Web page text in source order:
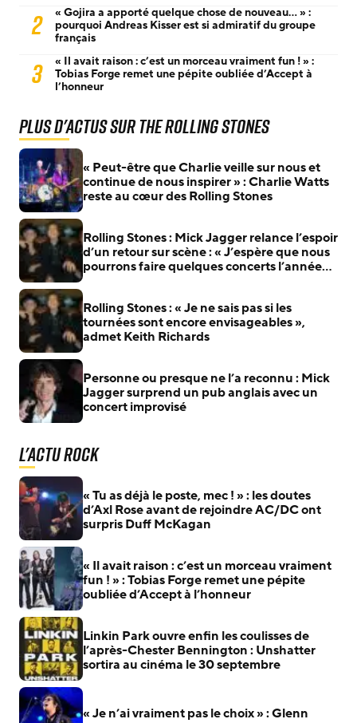
2
« Gojira a apporté quelque chose de nouveau… » :
pourquoi Andreas Kisser est si admiratif du groupe
français
3
« Il avait raison : c’est un morceau vraiment fun ! » :
Tobias Forge remet une pépite oubliée d’Accept à
l’honneur
Plus d'actus sur The Rolling Stones
« Peut-être que Charlie veille sur nous et
continue de nous inspirer » : Charlie Watts
reste au cœur des Rolling Stones
Rolling Stones : Mick Jagger relance l’espoir
d’un retour sur scène : « J’espère que nous
pourrons faire quelques concerts l’année
Rolling Stones : « Je ne sais pas si les
tournées sont encore envisageables »,
admet Keith Richards
Personne ou presque ne l’a reconnu : Mick
Jagger surprend un pub anglais avec un
concert improvisé
L'actu Rock
« Tu as déjà le poste, mec ! » : les doutes
d’Axl Rose avant de rejoindre AC/DC ont
surpris Duff McKagan
« Il avait raison : c’est un morceau vraiment
fun ! » : Tobias Forge remet une pépite
oubliée d’Accept à l’honneur
Linkin Park ouvre enfin les coulisses de
l’après-Chester Bennington : Unshatter
sortira au cinéma le 30 septembre
« Je n’ai vraiment pas le choix » : Glenn